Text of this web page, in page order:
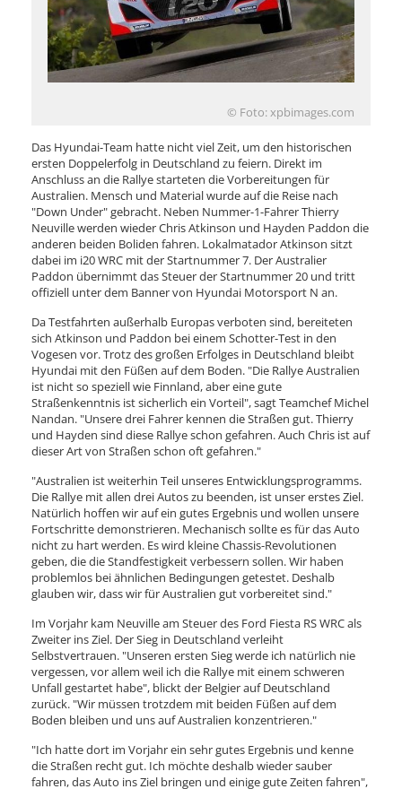
© Foto: xpbimages.com
Das Hyundai-Team hatte nicht viel Zeit, um den historischen
ersten Doppelerfolg in Deutschland zu feiern. Direkt im
Anschluss an die Rallye starteten die Vorbereitungen für
Australien. Mensch und Material wurde auf die Reise nach
"Down Under" gebracht. Neben Nummer-1-Fahrer Thierry
Neuville werden wieder Chris Atkinson und Hayden Paddon die
anderen beiden Boliden fahren. Lokalmatador Atkinson sitzt
dabei im i20 WRC mit der Startnummer 7. Der Australier
Paddon übernimmt das Steuer der Startnummer 20 und tritt
offiziell unter dem Banner von Hyundai Motorsport N an.
Da Testfahrten außerhalb Europas verboten sind, bereiteten
sich Atkinson und Paddon bei einem Schotter-Test in den
Vogesen vor. Trotz des großen Erfolges in Deutschland bleibt
Hyundai mit den Füßen auf dem Boden. "Die Rallye Australien
ist nicht so speziell wie Finnland, aber eine gute
Straßenkenntnis ist sicherlich ein Vorteil", sagt Teamchef Michel
Nandan. "Unsere drei Fahrer kennen die Straßen gut. Thierry
und Hayden sind diese Rallye schon gefahren. Auch Chris ist auf
dieser Art von Straßen schon oft gefahren."
"Australien ist weiterhin Teil unseres Entwicklungsprogramms.
Die Rallye mit allen drei Autos zu beenden, ist unser erstes Ziel.
Natürlich hoffen wir auf ein gutes Ergebnis und wollen unsere
Fortschritte demonstrieren. Mechanisch sollte es für das Auto
nicht zu hart werden. Es wird kleine Chassis-Revolutionen
geben, die die Standfestigkeit verbessern sollen. Wir haben
problemlos bei ähnlichen Bedingungen getestet. Deshalb
glauben wir, dass wir für Australien gut vorbereitet sind."
Im Vorjahr kam Neuville am Steuer des Ford Fiesta RS WRC als
Zweiter ins Ziel. Der Sieg in Deutschland verleiht
Selbstvertrauen. "Unseren ersten Sieg werde ich natürlich nie
vergessen, vor allem weil ich die Rallye mit einem schweren
Unfall gestartet habe", blickt der Belgier auf Deutschland
zurück. "Wir müssen trotzdem mit beiden Füßen auf dem
Boden bleiben und uns auf Australien konzentrieren."
"Ich hatte dort im Vorjahr ein sehr gutes Ergebnis und kenne
die Straßen recht gut. Ich möchte deshalb wieder sauber
fahren, das Auto ins Ziel bringen und einige gute Zeiten fahren",